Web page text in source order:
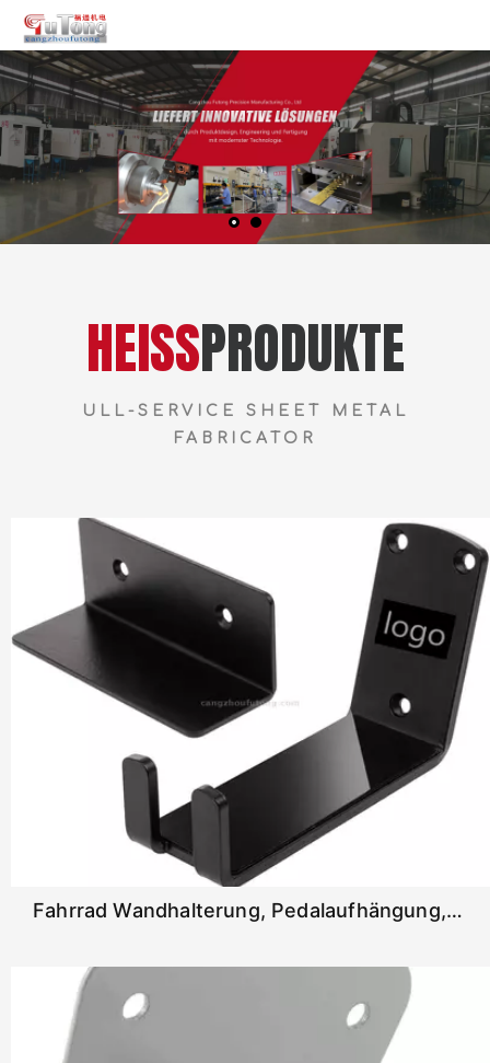
HEISSPRODUKTE
ULL-SERVICE SHEET METAL
FABRICATOR
Fahrrad Wandhalterung, Pedalaufhängung, Fahrrad Wandhalter Für Pedale, Für Alle Gängigen Fahrräder, Sicherer Halt, Inklusive Stützwinkel Und Wandschutzpads